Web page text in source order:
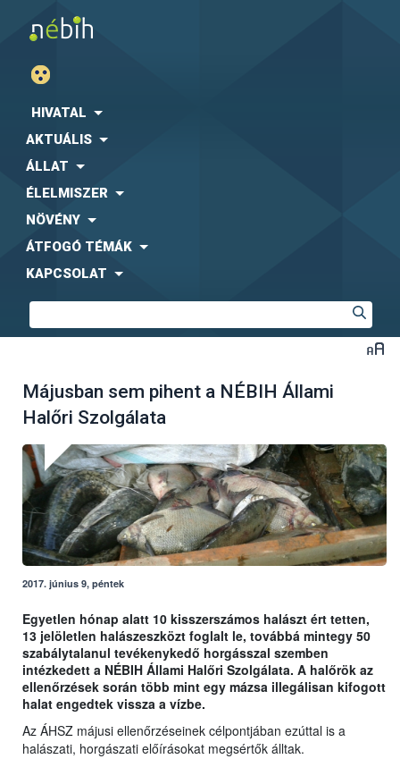
HIVATAL
AKTUÁLIS
ÁLLAT
ÉLELMISZER
NÖVÉNY
ÁTFOGÓ TÉMÁK
KAPCSOLAT
Májusban sem pihent a NÉBIH Állami
Halőri Szolgálata
2017. június 9, péntek
Egyetlen hónap alatt 10 kisszerszámos halászt ért tetten,
13 jelöletlen halászeszközt foglalt le, továbbá mintegy 50
szabálytalanul tevékenykedő horgásszal szemben
intézkedett a NÉBIH Állami Halőri Szolgálata. A halőrök az
ellenőrzések során több mint egy mázsa illegálisan kifogott
halat engedtek vissza a vízbe.
Az ÁHSZ májusi ellenőrzéseinek célpontjában ezúttal is a
halászati, horgászati előírásokat megsértők álltak.